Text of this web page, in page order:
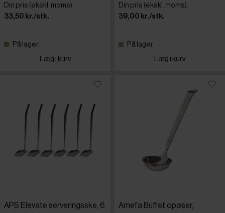
Din pris (ekskl. moms)
33,50 kr./stk.
På lager
Læg i kurv
Din pris (ekskl. moms)
39,00 kr./stk.
På lager
Læg i kurv
APS Elevate serveringsske, 6
Amefa Buffet opøser,